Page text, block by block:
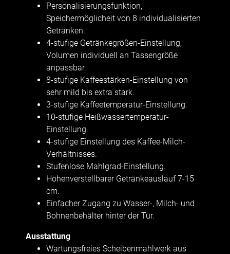
Personalisierungsfunktion,
Speichermöglicheit von 8 individualisierten
Getränken.
4-stufige Getränkegrößen-Einstellung,
Volumen individuell an Tassengröße
anpassbar.
8-stufige Kaffeestärken-Einstellung von
sehr mild bis extra stark.
3-stufige Kaffeetemperatur-Einstellung.
10-stufige Heißwassertemperatur-
Einstellung.
4-stufige Einstellung des Kaffee-Milch-
Verhältnisses.
Stufenlose Mahlgrad-Einstellung.
Höhenverstellbarer Getränkeauslauf 7-15
cm.
Einfacher Zugang zu Wasser-, Milch- und
Bohnenbehälter hinter der Tür.
Ausstattung
Wartungsfreies Scheibenmahlwerk aus